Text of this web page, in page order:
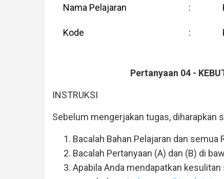
Nama Pelajaran :
Kode :
Pertanyaan 04 -
INSTRUKSI
Sebelum mengerjakan tugas,
Bacalah Bahan Pelajaran dan
Bacalah Pertanyaan (A) dan (B) di
Apabila Anda mendapatkan